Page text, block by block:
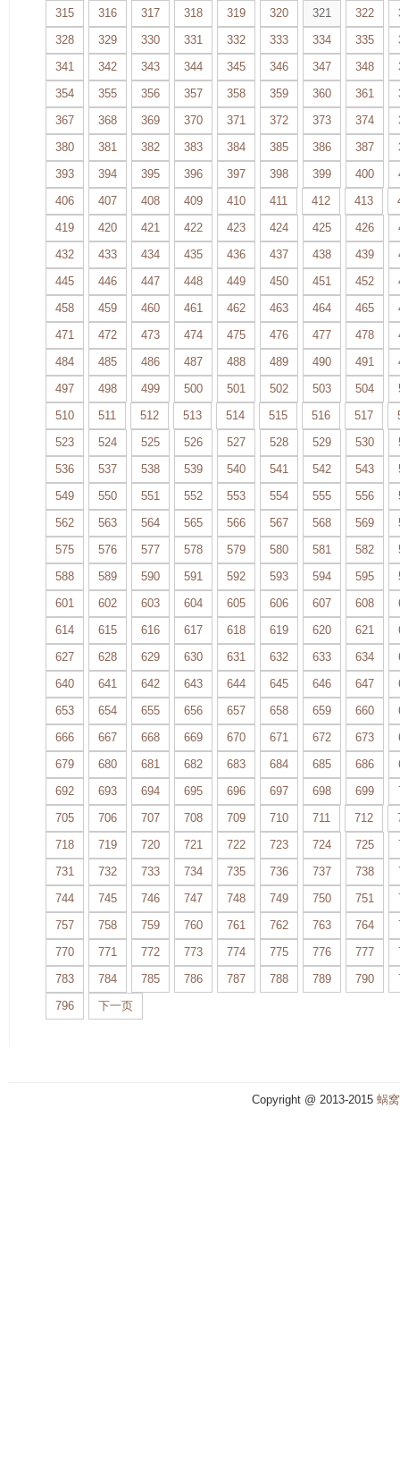
315 316 317 318 319 320 321 322
328
329 330 331 332 333 334 335
341
342 343 344 345 346 347 348
354
355 356 357 358 359 360 361
367
368 369 370 371 372 373 374
380
381 382 383 384 385 386 387
393
394 395 396 397 398 399 400
406
407 408 409 410 411 412 413
419
420 421 422 423 424 425 426
432
433 434 435 436 437 438 439
445
446 447 448 449 450 451 452
458
459 460 461 462 463 464 465
471
472 473 474 475 476 477 478
484
485 486 487 488 489 490 491
497
498 499 500 501 502 503 504
510
511 512 513 514 515 516 517
523
524 525 526 527 528 529 530
536
537 538 539 540 541 542 543
549
550 551 552 553 554 555 556
562
563 564 565 566 567 568 569
575
576 577 578 579 580 581 582
588
589 590 591 592 593 594 595
601
602 603 604 605 606 607 608
614
615 616 617 618 619 620 621
627
628 629 630 631 632 633 634
640
641 642 643 644 645 646 647
653
654 655 656 657 658 659 660
666
667 668 669 670 671 672 673
679
680 681 682 683 684 685 686
692
693 694 695 696 697 698 699
705
706 707 708 709 710 711 712
718
719 720 721 722 723 724 725
731
732 733 734 735 736 737 738
744
745 746 747 748 749 750 751
757
758 759 760 761 762 763 764
770
771 772 773 774 775 776 777
783
784 785 786 787 788 789 790
796
下一页
Copyright @ 2013-2015 蜗